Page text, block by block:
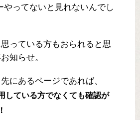
やってないと見れないんでし
思っている方もおられると思
知らせ。
にあるページであれば、
している方でなくても確認が